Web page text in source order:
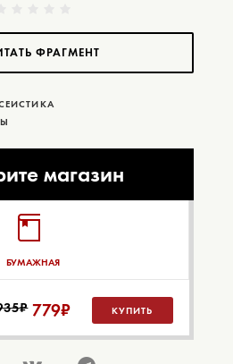
ФРАГМЕНТ
магазин
БУМАЖНАЯ
779₽ КУПИТЬ